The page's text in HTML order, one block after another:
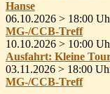
Hanse
06.10.2026 > 18:00
MG-/CCB-Treff
10.10.2026 > 10:00
Ausfahrt: Kleine
03.11.2026 > 18:00
MG-/CCB-Treff